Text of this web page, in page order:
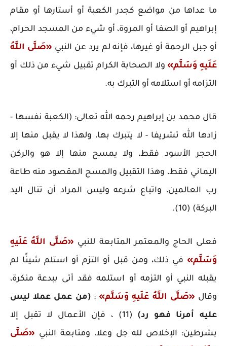
ما عداها من مواضع كجدر الكعبة أو أستارها أو مقام
إبراهيم أو الصفا أو المروة، أو شيء من المسجد الحرام،
أو جبل الرحمة أو غيرها، فإنه لم يرد عن النبي «صَلَّى اللَّهُ
عَلَيهِ وَسَلَّم» ولا الصحابة الكرام تقبيل شيء من ذلك أو
التزامه أو استلامه أو التبرك به.
قال محمد بن إبراهيم رحمه الله تعالى: (الكعبة نفسها -
زادها الله تشريفا - لا يتبرك بها، ولهذا لا يقبل منها إلا
الحجر الأسود فقط، ولا يمسح منها إلا هو والركن
اليماني فقط، وهذا التقبيل والمسح المقصود منه طاعة
رب العالمين، واتباع شرعه وليس المراد أن تنال اليد
البركة) (10).
فعلى الحاج والمعتمر المتابعة للنبي «صَلَّى اللَّهُ عَلَيهِ
وَسَلَّم» في ذلك، ومن قبل أو التزم أو استلم شيئًا لم
يقبله النبي أو التزمه أو استلمه فقد أتى ببدعة منكرة،
وقال «صَلَّى اللَّهُ عَلَيهِ وَسَلَّم» :(من عمل عملا ليس
عليه أمرنا فهو رد)
(11) ، فإن الأعمال لا تقبل إلا
بشرطين: الإخلاص لله جل وعلا، ومتابعة النبي «صَلَّى